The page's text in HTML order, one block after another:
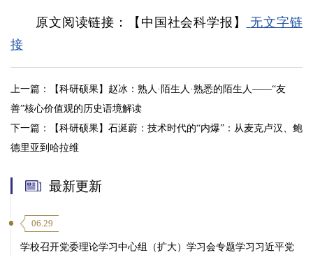
原文阅读链接：【中国社会科学报】
无文字链
接
上一篇：
【科研硕果】赵冰：熟人·陌生人·熟悉的陌生人——“友
善”核心价值观的历史语境解读
下一篇：
【科研硕果】石涎蔚：技术时代的“内爆”：从麦克卢汉、鲍
德里亚到哈拉维
最新更新
06.29
学校召开党委理论学习中心组（扩大）学习会专题学习习近平党